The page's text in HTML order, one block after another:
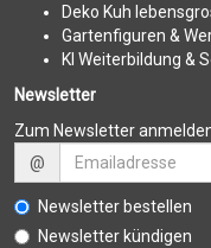
Deko Kuh
Gartenfiguren &
KI Weiterbildung &
Newsletter
Zum Newsletter
@
Newsletter bestellen
Newsletter kündigen